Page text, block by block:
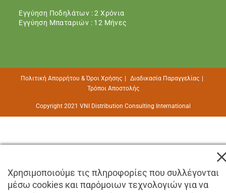
Εγγύηση Ποδηλάτων : 2 Χρόνια
Εγγύηση Μπαταριών : 12 Μήνες
Πολιτική Απορρήτου & Όροι Χρήσης
Διαδικασία Παραγγελίας
Τρόποι Αποστολής
Copyright 2021 VNI Distribution Consulting International
Χρησιμοποιούμε τις πληροφορίες που συλλέγονται
μέσω cookies και παρόμοιων τεχνολογιών για να